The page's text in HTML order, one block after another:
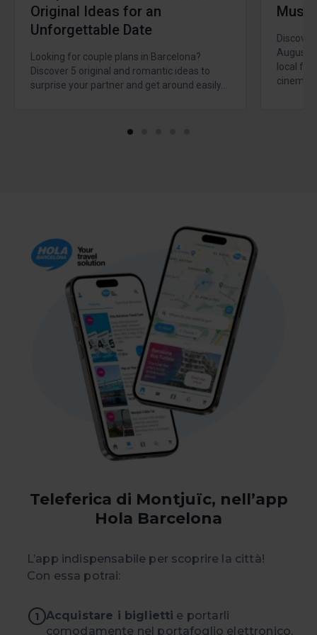
Original Ideas for an
Unforgettable Date
Looking for couple plans in Barcelona?
Discover 5 original and romantic ideas to
surprise your partner and get around easily…
Must-
August
local
cinema,
Teleferica di Montjuïc, nell’app
Hola Barcelona
L’app indispensabile per scoprire la città!
Con essa potrai:
1 Acquistare i biglietti e portarli
comodamente nel portafoglio elettronico.